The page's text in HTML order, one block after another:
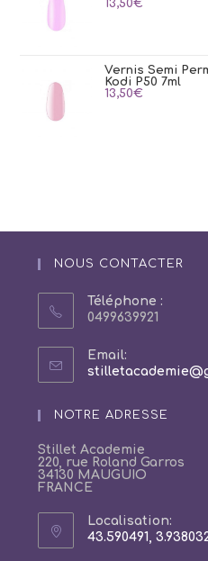
13,50€
Vernis Semi
Kodi P50 7ml
13,50€
NOUS CONTACTER
Téléphone :
0499639921
Email:
NOTRE ADRESSE
Stillet Academie
220, rue Roland Garros
34130 MAUGUIO
FRANCE
Localisation:
43.590491,